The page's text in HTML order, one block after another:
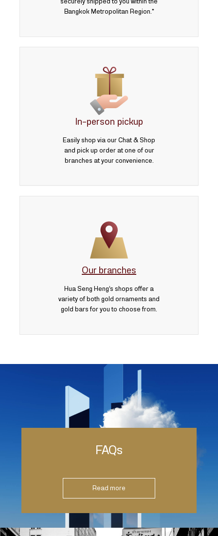
securely shipped to you within the
Bangkok Metropolitan Region.*
In-person pickup
Easily shop via our Chat & Shop
and pick up order at one of our
branches at your convenience.
Our branches
Hua Seng Heng’s shops offer a
variety of both gold ornaments and
gold bars for you to choose from.
FAQs
Read more